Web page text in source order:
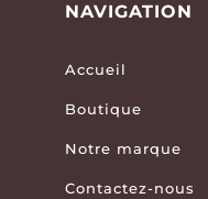
NAVIGATION
Accueil
Boutique
Notre marque
Contactez-nous